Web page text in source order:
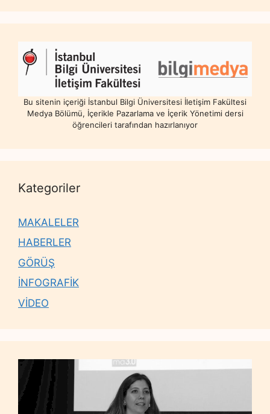
Bu sitenin içeriği İstanbul Bilgi Üniversitesi İletişim Fakültesi
Medya Bölümü, İçerikle Pazarlama ve İçerik Yönetimi dersi
öğrencileri tarafından hazırlanıyor
Kategoriler
MAKALELER
HABERLER
GÖRÜŞ
İNFOGRAFİK
VİDEO